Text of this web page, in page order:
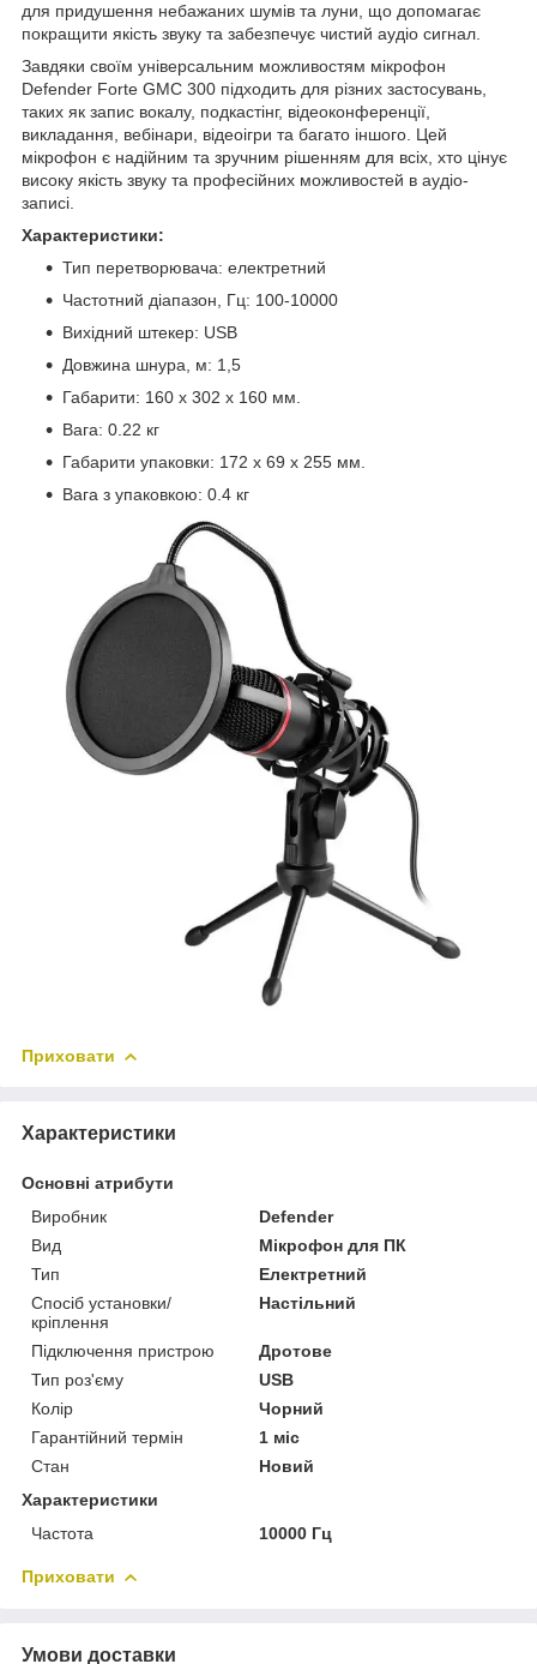
для придушення небажаних шумів та луни, що допомагає
покращити якість звуку та забезпечує чистий аудіо сигнал.
Завдяки своїм універсальним можливостям мікрофон
Defender Forte GMC 300 підходить для різних застосувань,
таких як запис вокалу, подкастінг, відеоконференції,
викладання, вебінари, відеоігри та багато іншого. Цей
мікрофон є надійним та зручним рішенням для всіх, хто цінує
високу якість звуку та професійних можливостей в аудіо-
записі.
Характеристики:
Тип перетворювача: електретний
Частотний діапазон, Гц: 100-10000
Вихідний штекер: USB
Довжина шнура, м: 1,5
Габарити: 160 x 302 x 160 мм.
Вага: 0.22 кг
Габарити упаковки: 172 x 69 x 255 мм.
Вага з упаковкою: 0.4 кг
Приховати
Характеристики
Основні атрибути
Виробник
Defender
Вид
Мікрофон для ПК
Тип
Електретний
Спосіб установки/
кріплення
Настільний
Підключення пристрою
Дротове
Тип роз'єму
USB
Колір
Чорний
Гарантійний термін
1 міс
Стан
Новий
Характеристики
Частота
10000 Гц
Приховати
Умови доставки